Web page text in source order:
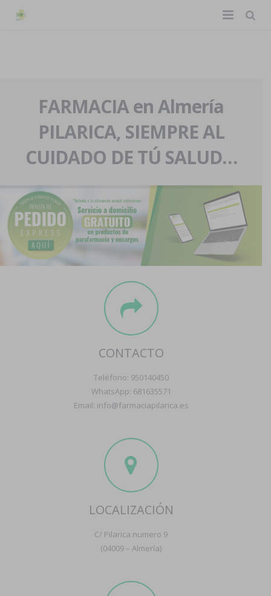
La farmacia
Nuestra historia
Nuestro equipo
Eventos
Servicios y reservas
Pedidos express
Blog
Contacto
Boletín
FARMACIA en Almería
PILARICA, SIEMPRE AL
CUIDADO DE TÚ SALUD…
CONTACTO
Teléfono: 950140450
WhatsApp: 681635571
Email: info@farmaciapilarica.es
LOCALIZACIÓN
C/ Pilarica numero 9
(04009 – Almería)